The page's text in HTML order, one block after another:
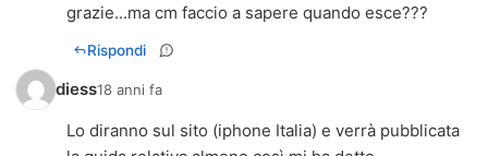
grazie...ma cm faccio a sapere quando esce???
Rispondi
diess18 anni fa
Lo diranno sul sito (iphone Italia) e verrà pubblicata